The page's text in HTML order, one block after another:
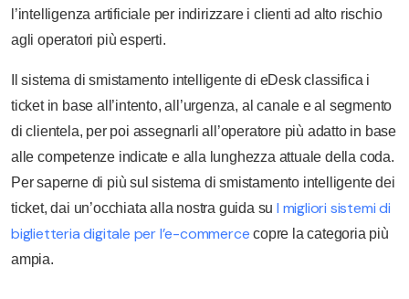
l’intelligenza artificiale per indirizzare i clienti ad alto rischio
agli operatori più esperti.
Il sistema di smistamento intelligente di eDesk classifica i
ticket in base all’intento, all’urgenza, al canale e al segmento
di clientela, per poi assegnarli all’operatore più adatto in base
alle competenze indicate e alla lunghezza attuale della coda.
Per saperne di più sul sistema di smistamento intelligente dei
ticket, dai un’occhiata alla nostra guida su I migliori sistemi di
biglietteria digitale per l’e-commerce copre la categoria più
ampia.